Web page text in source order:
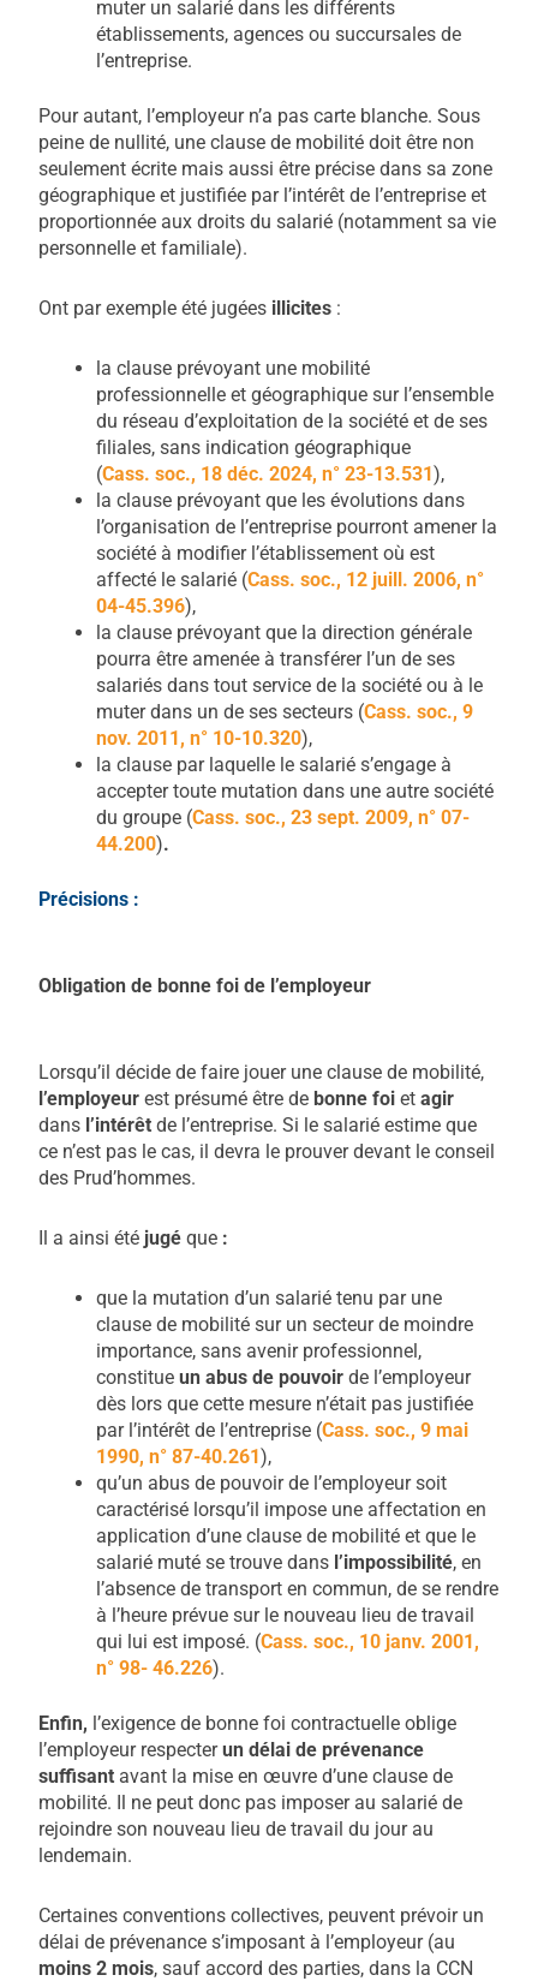
muter un salarié dans les différents
établissements, agences ou succursales de
l’entreprise.
Pour autant, l’employeur n’a pas carte blanche. Sous
peine de nullité, une clause de mobilité doit être non
seulement écrite mais aussi être précise dans sa zone
géographique et justifiée par l’intérêt de l’entreprise et
proportionnée aux droits du salarié (notamment sa vie
personnelle et familiale).
Ont par exemple été jugées illicites :
la clause prévoyant une mobilité
professionnelle et géographique sur l’ensemble
du réseau d’exploitation de la société et de ses
filiales, sans indication géographique
(Cass.soc., 18 déc. 2024, n° 23-13.531),
la clause prévoyant que les évolutions dans
l’organisation de l’entreprise pourront amener la
société à modifier l’établissement où est
affecté le salarié (Cass.soc., 12 juill. 2006, n°
04-45.396),
la clause prévoyant que la direction générale
pourra être amenée à transférer l’un de ses
salariés dans tout service de la société ou à le
muter dans un de ses secteurs (Cass.soc., 9
nov. 2011, n° 10-10.320),
la clause par laquelle le salarié s’engage à
accepter toute mutation dans une autre société
du groupe (Cass.soc., 23 sept. 2009, n° 07-
44.200).
Précisions :
Obligation de bonne foi de l’employeur
Lorsqu’il décide de faire jouer une clause de mobilité,
l’employeur est présumé être debonne foi etagir
dans l’intérêt de l’entreprise. Si le salarié estime que
ce n’est pas le cas, il devra le prouver devant le conseil
des Prud’hommes.
Il a ainsi été jugéque :
que la mutation d’un salarié tenu par une
clause de mobilité sur un secteur de moindre
importance, sans avenir professionnel,
constitueun abus de pouvoir de l’employeur
dès lors que cette mesure n’était pas justifiée
par l’intérêt de l’entreprise (Cass.soc., 9 mai
1990, n° 87-40.261),
qu’un abus de pouvoir de l’employeur soit
caractérisé lorsqu’il impose une affectation en
application d’une clause de mobilité et que le
salarié muté se trouve dans l’impossibilité, en
l’absence de transport en commun, de se rendre
à l’heure prévue sur le nouveau lieu de travail
qui lui est imposé. (Cass.soc., 10 janv. 2001,
n° 98- 46.226).
Enfin, l’exigence de bonne foi contractuelle oblige
l’employeur respecterun délai deprévenance
suffisant avant la mise en œuvre d’une clause de
mobilité. Il ne peut donc pas imposer au salarié de
rejoindre son nouveau lieu de travail du jour au
lendemain.
Certaines conventions collectives, peuvent prévoir un
délai de prévenance s’imposant à l’employeur (au
moins 2 mois, sauf accord des parties, dans la CCN